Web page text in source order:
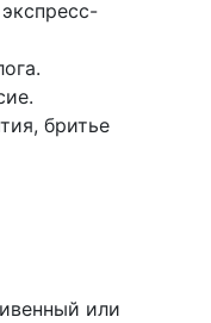
бритье
или